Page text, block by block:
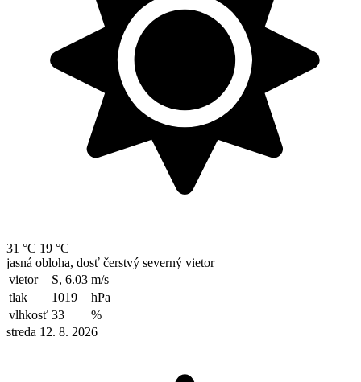
31 °C 19 °C
jasná obloha, dosť čerstvý severný vietor
vietor
S, 6.03 m/s
tlak
1019
hPa
vlhkosť 33
%
streda 12. 8. 2026